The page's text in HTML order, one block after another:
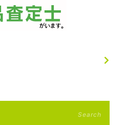
Search